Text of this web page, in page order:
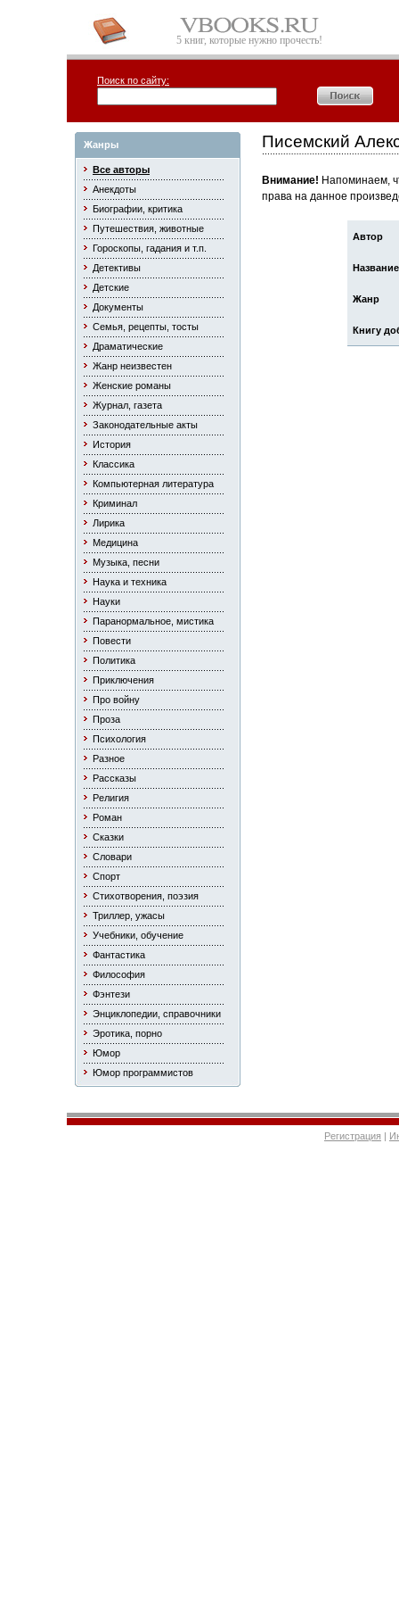
5 книг, которые нужно прочесть!
Поиск по сайту:
Жанры
Все авторы
Анекдоты
Биографии, критика
Путешествия, животные
Гороскопы, гадания и т.п.
Детективы
Детские
Документы
Семья, рецепты, тосты
Драматические
Жанр неизвестен
Женские романы
Журнал, газета
Законодательные акты
История
Классика
Компьютерная литература
Криминал
Лирика
Медицина
Музыка, песни
Наука и техника
Науки
Паранормальное, мистика
Повести
Политика
Приключения
Про войну
Проза
Психология
Разное
Рассказы
Религия
Роман
Сказки
Словари
Спорт
Стихотворения, поэзия
Триллер, ужасы
Учебники, обучение
Фантастика
Философия
Фэнтези
Энциклопедии, справочники
Эротика, порно
Юмор
Юмор программистов
Писемский
Внимание! Напоминаем,
права на данное
Автор
Название
Жанр
Книгу
Регистрация |